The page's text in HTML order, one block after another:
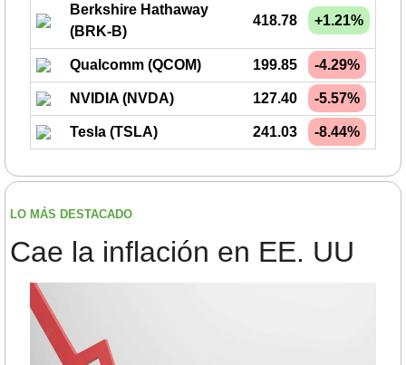
Berkshire Hathaway
(BRK-B)
418.78 +1.21%
Qualcomm (QCOM) 199.85 -4.29%
NVIDIA (NVDA) 127.40 -5.57%
Tesla (TSLA) 241.03 -8.44%
LO MÁS DESTACADO
Cae la inflación en EE. UU